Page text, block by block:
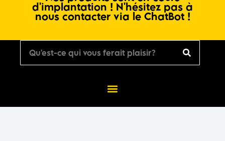
d'implantation ! N'hésitez pas à
nous contacter via le ChatBot !